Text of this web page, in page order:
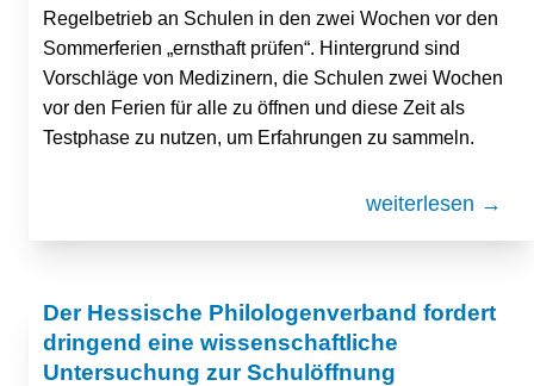
Regelbetrieb an Schulen in den zwei Wochen vor den
Sommerferien „ernsthaft prüfen“. Hintergrund sind
Vorschläge von Medizinern, die Schulen zwei Wochen
vor den Ferien für alle zu öffnen und diese Zeit als
Testphase zu nutzen, um Erfahrungen zu sammeln.
weiterlesen →
Der Hessische Philologenverband fordert
dringend eine wissenschaftliche
Untersuchung zur Schulöffnung